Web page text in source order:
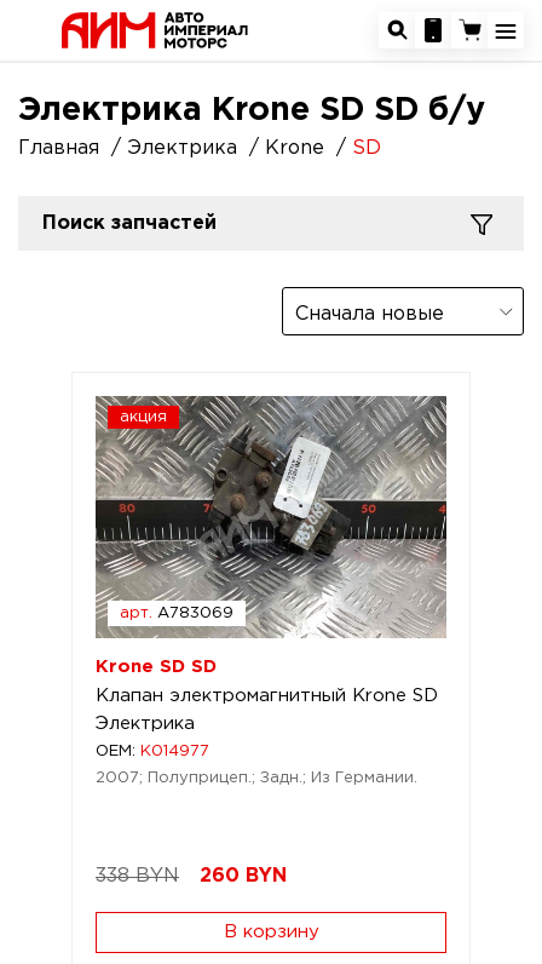
Электрика Krone SD SD б/у
Главная Электрика Krone SD
Поиск запчастей
Сначала новые
акция
арт. A783069
Krone SD SD
Клапан электромагнитный Krone SD
Электрика
OEM:
K014977
2007; Полуприцеп.; Задн.; Из Германии.
338 BYN 260 BYN
В корзину